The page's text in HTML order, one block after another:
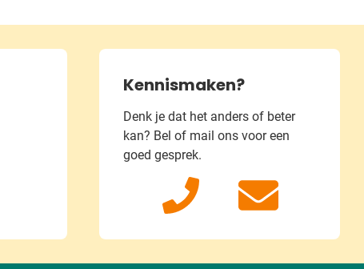
Kennismaken?
Denk je dat het anders of beter
kan? Bel of mail ons voor een
goed gesprek.